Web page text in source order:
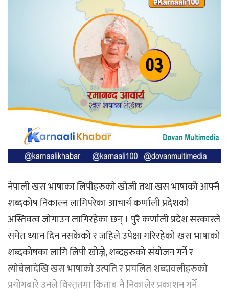
नेपाली खस भाषाका लिपीहरुको खोजी तथा खस भाषाको आफ्नै
शब्दकोष निकाल्न लागिपरेका आचार्य कर्णाली प्रदेशको
अस्तिवत्व जोगाउन लागिरहेका छन् । पुरै कर्णाली प्रदेश सरकारले
समेत ध्यान दिन नसकेको र जहिले उपेक्षा गरिरहेको खस भाषाको
शब्दकोषका लागि लिपी खोज्ने, शब्दहरुको संयोजन गर्ने र
त्योबेलादेखि खस भाषाको उत्पति र प्रचलित शब्दावलीहरुको
प्रयोगबारे उनले विस्तृतमा किताब नै निकालेर प्रकाशन गर्ने